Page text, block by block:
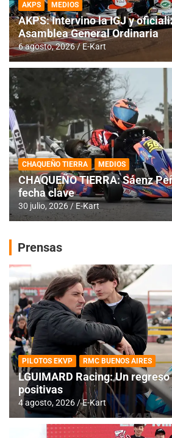
AKPS MEDIOS
AKPS: Intervino la IGJ y
Asamblea General Ordinaria
6 agosto, 2026 E-Kart
CHAQUEÑO TIERRA MEDIOS
CHAQUEÑO TIERRA: Sáenz
fecha clave
30 julio, 2026 E-Kart
Prensas
PILOTOS EKVP RMC BUENOS AIRES
LGUIMARD Racing: Un
positivas
4 agosto, 2026 E-Kart